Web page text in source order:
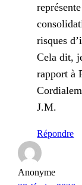
risques
Cela dit,
rapport à
J.M.
Répondre
Anonyme